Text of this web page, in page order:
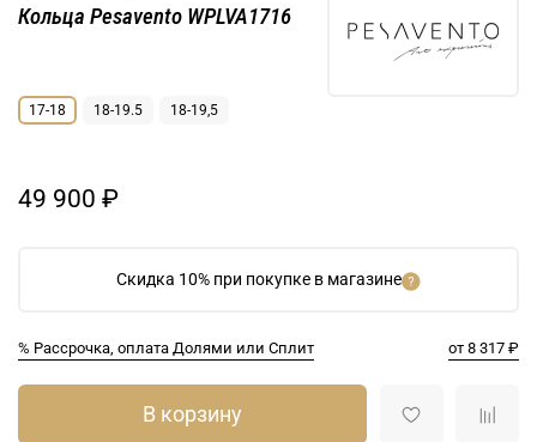
Скидка 10% при покупке в магазине
% Рассрочка, оплата Долями или Сплит от 8 317 ₽
Кольца Pesavento WPLVA1716
17-18 18-19.5 18-19,5
49 900 ₽
В корзину